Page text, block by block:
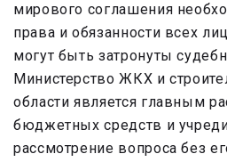
мирового соглашения
права и обязанности всех
могут быть затронуты
Министерство ЖКХ и
области является главным
бюджетных средств и
рассмотрение вопроса без